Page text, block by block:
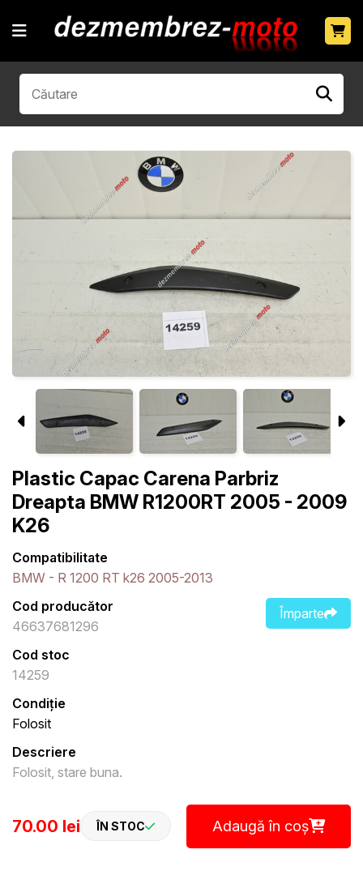
Plastic Capac Carena Parbriz
Dreapta BMW R1200RT 2005 - 2009
K26
Compatibilitate
BMW - R 1200 RT k26 2005-2013
Împarte
Cod producător
46637681296
Cod stoc
14259
Condiție
Folosit
Descriere
Folosit, stare buna.
70.00 lei ÎN STOC Adaugă în coș